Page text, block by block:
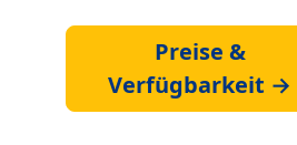
Preise &
Verfügbarkeit →